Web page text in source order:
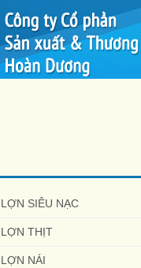
SIÊU NẠC
THỊT
NÁI